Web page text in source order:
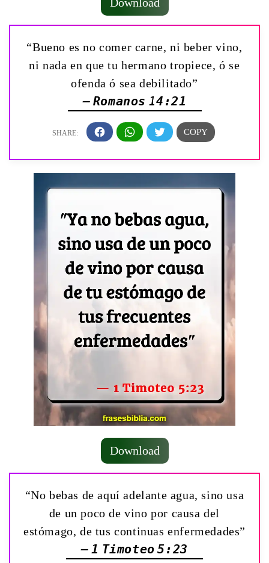
“Bueno es no comer carne, ni beber vino,
ni nada en que tu hermano tropiece, ó se
ofenda ó sea debilitado”
— Romanos 14:21
Download
“No bebas de aquí adelante agua, sino usa
de un poco de vino por causa del
estómago, de tus continuas enfermedades”
— 1 Timoteo 5:23